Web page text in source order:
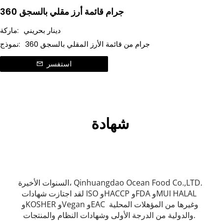
360 جرام قائمة أرز مقلي بالسجق
ماركة: دينار بحريني
نموذج:
360 جرام من قائمة الأرز المقلي بالسجق
استفسر
شهادة
لقد اجتازت شهادات ISO وHACCP وFDA وMUI HALAL
وKOSHER وVegan وEAC وغيرها من المؤهلات المحلية
والدولية من الدرجة الأولى وشهادات النظام والمنتجات.